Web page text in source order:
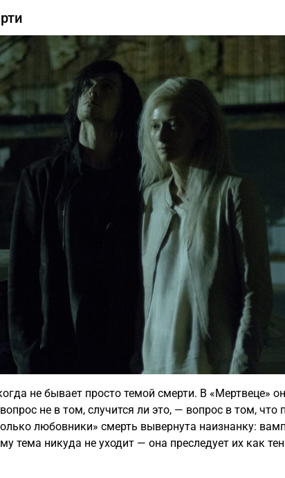
не бывает просто темой смерти. В «Мертвеце»
не в том, случится ли это, — вопрос в том, что
любовники» смерть вывернута наизнанку:
тема никуда не уходит — она преследует их как